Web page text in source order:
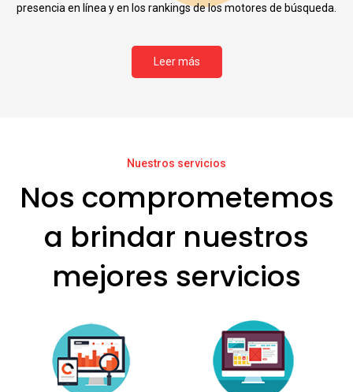
presencia en línea y en los rankings de los motores de búsqueda.
Leer más
Nuestros servicios
Nos comprometemos
a brindar nuestros
mejores servicios